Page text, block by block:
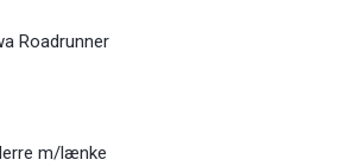
Roadrunner
m/lænke